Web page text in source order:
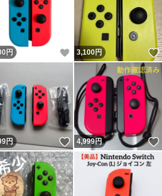
！
円 いいね！
3,100円
ね！
円 いいね！
4,999円